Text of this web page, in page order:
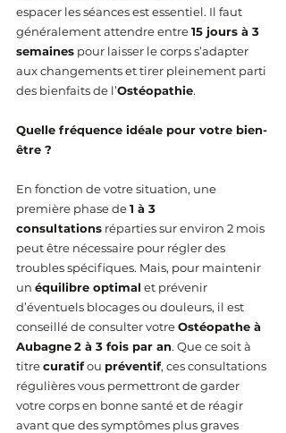
espacer les séances est essentiel. Il faut
généralement attendre entre 15 jours à 3
semaines pour laisser le corps s’adapter
aux changements et tirer pleinement parti
des bienfaits de l’Ostéopathie.
Quelle fréquence idéale pour votre bien-
être ?
En fonction de votre situation, une
première phase de 1 à 3
consultations réparties sur environ 2 mois
peut être nécessaire pour régler des
troubles spécifiques. Mais, pour maintenir
un équilibre optimal et prévenir
d’éventuels blocages ou douleurs, il est
conseillé de consulter votre Ostéopathe à
Aubagne2 à 3 fois par an. Que ce soit à
titre curatif ou préventif, ces consultations
régulières vous permettront de garder
votre corps en bonne santé et de réagir
avant que des symptômes plus graves